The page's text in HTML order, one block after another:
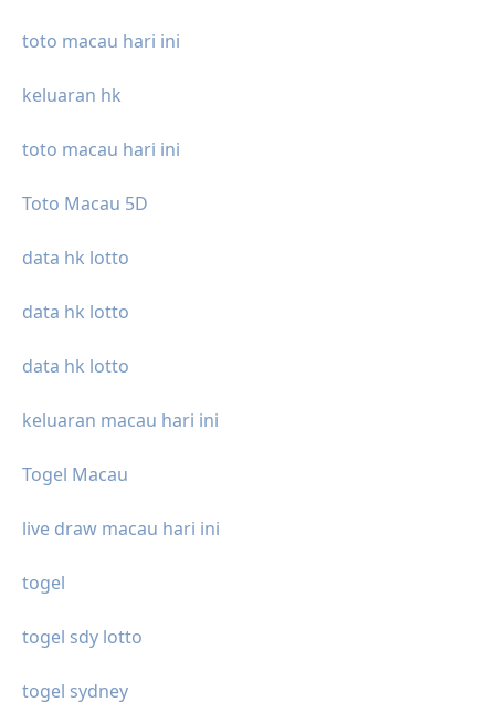
toto macau hari ini
keluaran hk
toto macau hari ini
Toto Macau 5D
data hk lotto
data hk lotto
data hk lotto
keluaran macau hari ini
Togel Macau
live draw macau hari ini
togel
togel sdy lotto
togel sydney